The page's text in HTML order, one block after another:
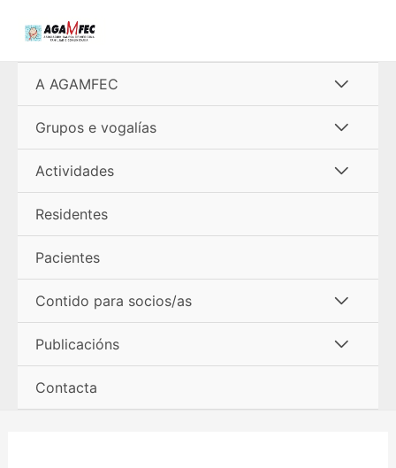
A AGAMFEC
menú
Grupos e vogalías
menú
Actividades
Residentes
Pacientes
Contido para socios/as
menú
Publicacións
Contacta